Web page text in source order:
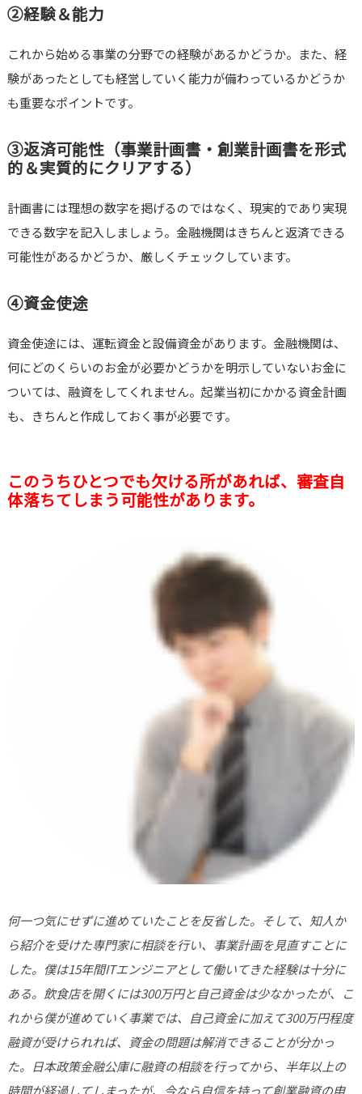
②経験＆能力
これから始める事業の分野での経験があるかどうか。また、経
験があったとしても経営していく能力が備わっているかどうか
も重要なポイントです。
③返済可能性（事業計画書・創業計画書を形式
的＆実質的にクリアする）
計画書には理想の数字を掲げるのではなく、現実的であり実現
できる数字を記入しましょう。金融機関はきちんと返済できる
可能性があるかどうか、厳しくチェックしています。
④資金使途
資金使途には、運転資金と設備資金があります。金融機関は、
何にどのくらいのお金が必要かどうかを明示していないお金に
ついては、融資をしてくれません。起業当初にかかる資金計画
も、きちんと作成しておく事が必要です。
このうちひとつでも欠ける所があれば、審査自
体落ちてしまう可能性があります。
何一つ気にせずに進めていたことを反省した。そして、知人か
ら紹介を受けた専門家に相談を行い、事業計画を見直すことに
した。僕は15年間ITエンジニアとして働いてきた経験は十分に
ある。飲食店を開くには300万円と自己資金は少なかったが、こ
れから僕が進めていく事業では、自己資金に加えて300万円程度
融資が受けられれば、資金の問題は解消できることが分かっ
た。日本政策金融公庫に融資の相談を行ってから、半年以上の
時間が経過してしまったが、今なら自信を持って創業融資の申